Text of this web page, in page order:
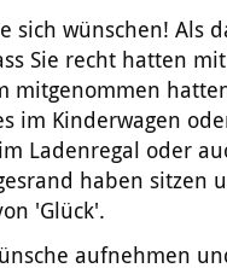
sich wünschen! Als
Sie recht hatten
mitgenommen
im Kinderwagen
Ladenregal oder
haben sitzen
'Glück'.
aufnehmen